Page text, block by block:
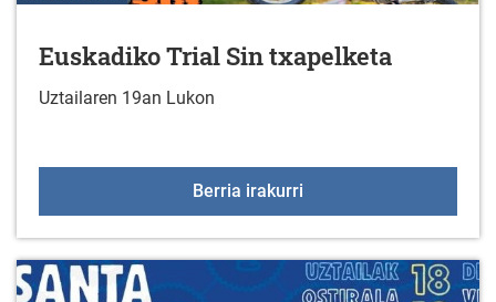
Euskadiko Trial Sin txapelketa
Uztailaren 19an Lukon
Berria irakurri